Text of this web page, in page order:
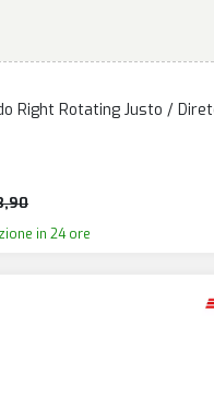
Right Rotating Justo /
in 24 ore